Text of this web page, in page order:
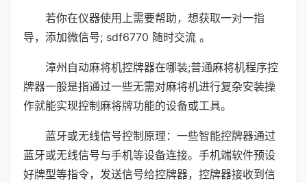
若你在仪器使用上需要帮助，想获取一对一指
导，添加微信号; sdf6770 随时交流 。
漳州自动麻将机控牌器在哪装;普通麻将机程序控
牌器一般是指通过一些无需对麻将机进行复杂安装操
作就能实现控制麻将牌功能的设备或工具。
蓝牙或无线信号控制原理：一些智能控牌器通过
蓝牙或无线信号与手机等设备连接。手机端软件预设
好牌型等指令，发送信号给控牌器，控牌器接收到信